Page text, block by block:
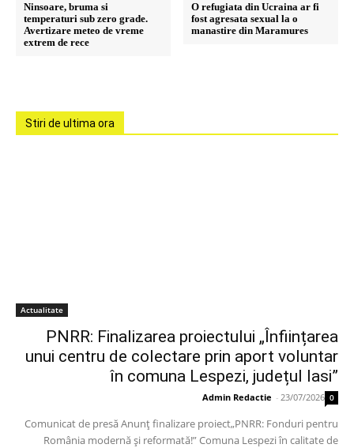
Ninsoare, bruma si
temperaturi sub zero grade.
Avertizare meteo de vreme
extrem de rece
O refugiata din Ucraina ar fi
fost agresata sexual la o
manastire din Maramures
Stiri de ultima ora
Actualitate
PNRR: Finalizarea proiectului „Înființarea
unui centru de colectare prin aport voluntar
în comuna Lespezi, județul Iasi”
Admin Redactie - 23/07/2026 0
Comunicat de presă Anunț finalizare proiect„PNRR: Fonduri pentru
România modernă și reformată!” Comuna Lespezi în calitate de